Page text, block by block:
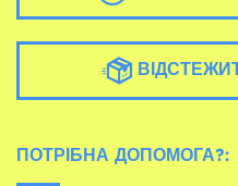
ПОТРІБНА ДОПОМОГА?: